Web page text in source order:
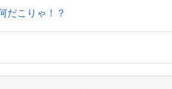
だこりゃ！？